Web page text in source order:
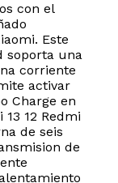
con el
Este
soporta una
corriente
activar
Charge en
12 Redmi
de seis
de